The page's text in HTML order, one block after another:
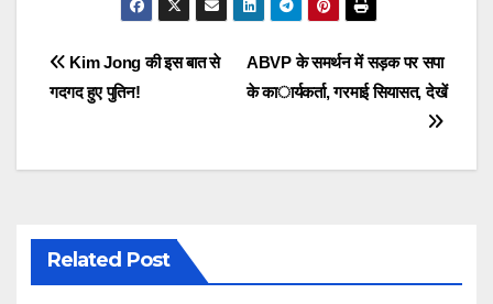
Post
navigation
ABVP के समर्थन में सड़क पर सपा
के कार्यकर्ता, गरमाई सियासत, देखें
Kim Jong की इस बात से
गदगद हुए पुतिन!
Related Post